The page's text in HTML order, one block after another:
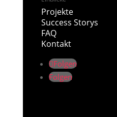
Projekte
Success Storys
FAQ
Kontakt
Folgen
Folgen